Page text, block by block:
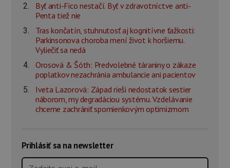
Byť anti-Fico nestačí. Byť v zdravotníctve anti-
Penta tiež nie
Tras končatín, stuhnutosť aj kognitívne ťažkosti:
Parkinsonova choroba mení život k horšiemu.
Vyliečiť sa nedá
Orosová & Šóth: Predvolebné táraniny o zákaze
poplatkov nezachránia ambulancie ani pacientov
Iveta Lazorová: Západ rieši nedostatok sestier
náborom, my degradáciou systému. Vzdelávanie
chceme zachrániť spomienkovým optimizmom
Prihlásiť sa na newsletter